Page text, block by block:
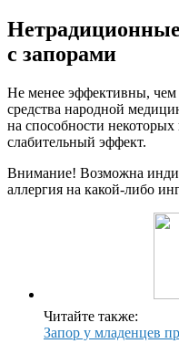
с запорами
Не менее эффективны, чем
средства народной
на способности
слабительный эффект.
Внимание! Возможна
аллергия на какой-либо
Читайте также:
Запор у младенцев